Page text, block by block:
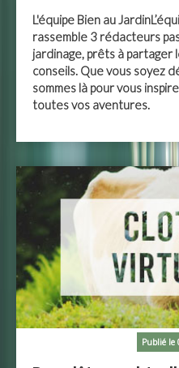
L'équipe Bien au
rassemble 3 rédacteurs
jardinage, prêts à partager
conseils. Que vous soyez
sommes là pour vous
toutes vos aventures.
Publié le